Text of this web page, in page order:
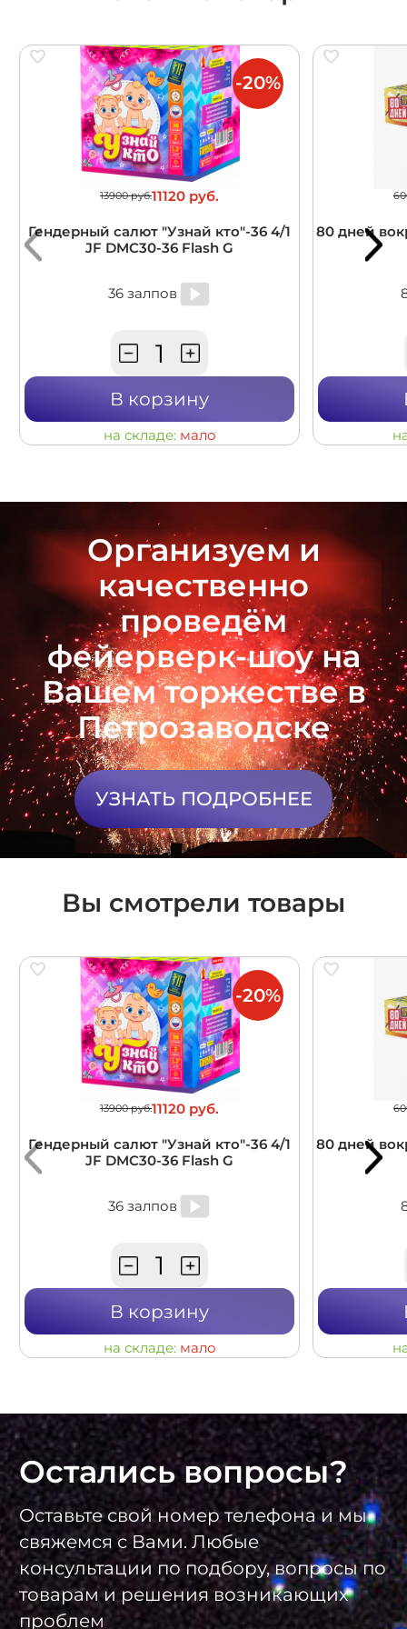
13900 руб.11120 руб.
Гендерный салют "Узнай кто"-36 4/1
JF DMC30-36 Flash G
36 залпов
В корзину
на складе: мало
-20%
80 дней
Организуем и
качественно
проведём
фейерверк-шоу на
Вашем торжестве в
Петрозаводске
УЗНАТЬ ПОДРОБНЕЕ
Вы смотрели товары
13900 руб.11120 руб.
Гендерный салют "Узнай кто"-36 4/1
JF DMC30-36 Flash G
36 залпов
В корзину
на складе: мало
-20%
80 дней
Остались вопросы?
Оставьте свой номер телефона и мы
свяжемся с Вами. Любые
консультации по подбору, вопросы по
товарам и решения возникающих
проблем